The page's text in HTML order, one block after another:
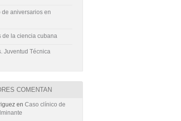
aniversarios en
de la ciencia cubana
Juventud Técnica
COMENTAN
enCaso clínico de